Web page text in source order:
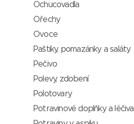
Ochucovadla
Ořechy
Ovoce
Paštiky, pomazánky a saláty
Pečivo
Polevy, zdobení
Polotovary
Potravinové doplňky a léčiva